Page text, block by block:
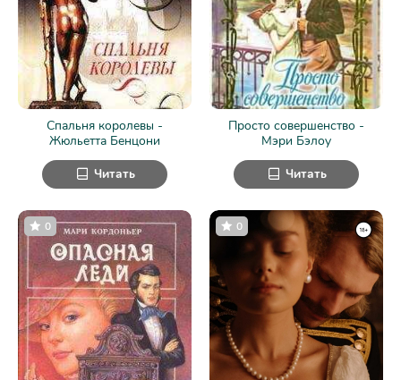
Спальня королевы -
Жюльетта Бенцони
Читать
Просто совершенство -
Мэри Бэлоу
Читать
0 0